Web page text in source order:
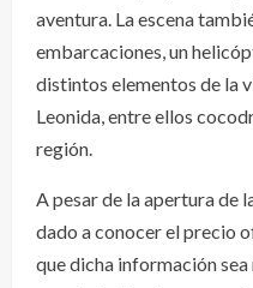
aventura. La escena
embarcaciones, un
distintos elementos de la
Leonida, entre ellos
región.
A pesar de la apertura de
dado a conocer el precio
que dicha información